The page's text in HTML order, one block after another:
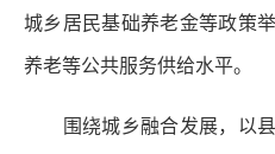
城乡居民基础养老金等政策
养老等公共服务供给水平。
围绕城乡融合发展，以县